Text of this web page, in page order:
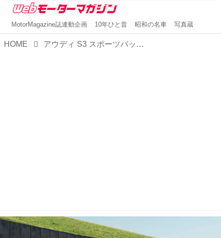
MotorMagazine誌連動企画 10年ひと昔 昭和の名車 写真蔵
HOME アウディ S3 スポーツバック／S3 セダン【1分で読める輸入車解説／2025年最新版】